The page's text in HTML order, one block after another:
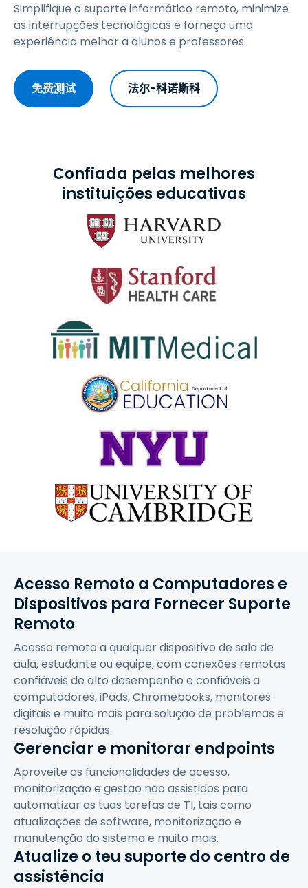
Simplifique o suporte informático remoto, minimize
as interrupções tecnológicas e forneça uma
experiência melhor a alunos e professores.
免费测试 法尔-科诺斯科
Confiada pelas melhores
instituições educativas
Acesso Remoto a Computadores e
Dispositivos para Fornecer Suporte
Remoto
Acesso remoto a qualquer dispositivo de sala de
aula, estudante ou equipe, com conexões remotas
confiáveis de alto desempenho e confiáveis a
computadores, iPads, Chromebooks, monitores
digitais e muito mais para solução de problemas e
resolução rápidas.
Gerenciar e monitorar endpoints
Aproveite as funcionalidades de acesso,
monitorização e gestão não assistidos para
automatizar as tuas tarefas de TI, tais como
atualizações de software, monitorização e
manutenção do sistema e muito mais.
Atualize o teu suporte do centro de
assistência